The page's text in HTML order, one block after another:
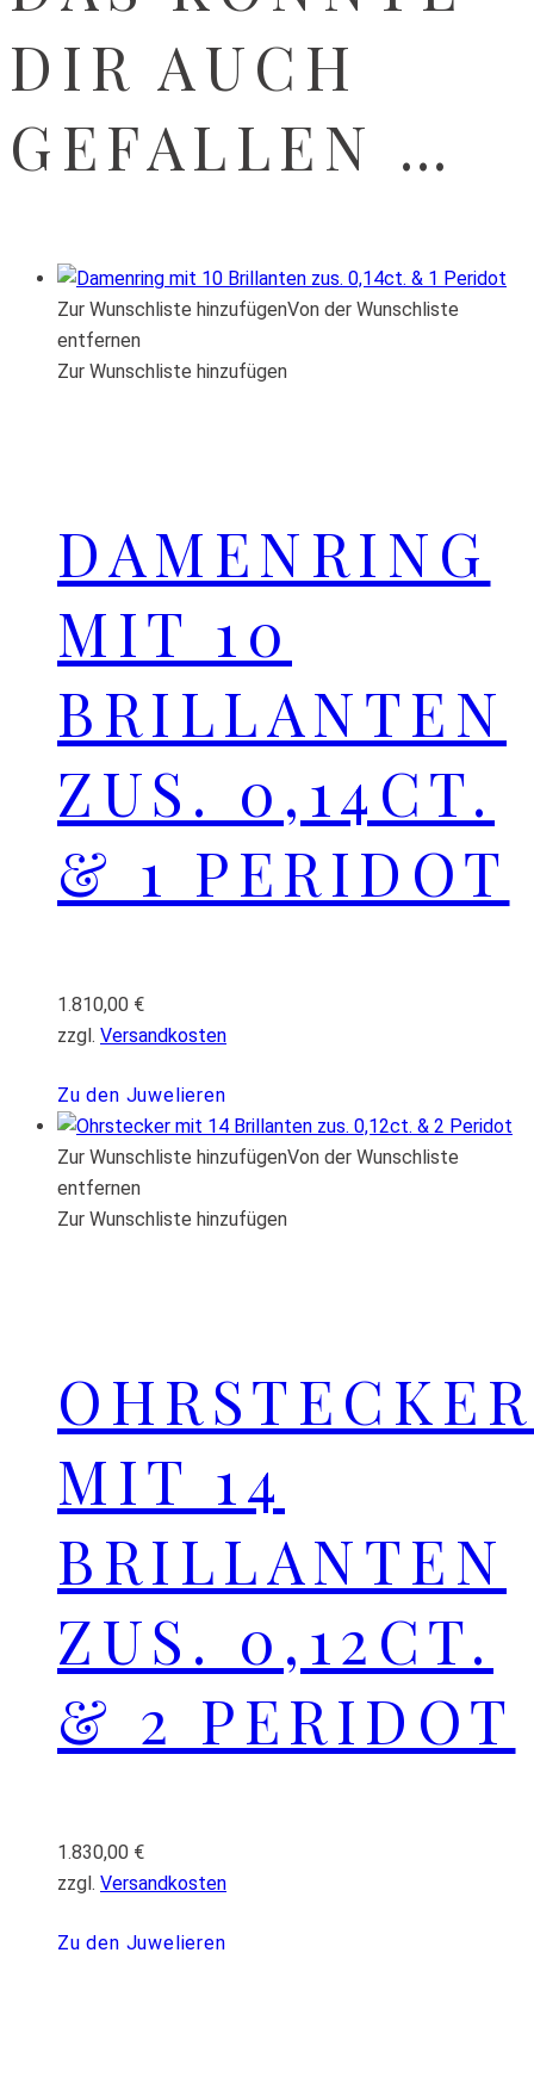
DIR AUCH
GEFALLEN …
Zur Wunschliste hinzufügenVon der Wunschliste
entfernen
Zur Wunschliste hinzufügen
DAMENRING
MIT 10
BRILLANTEN
ZUS. 0,14CT.
& 1 PERIDOT
1.810,00 €
zzgl. Versandkosten
Zu den Juwelieren
Zur Wunschliste hinzufügenVon der Wunschliste
entfernen
Zur Wunschliste hinzufügen
OHRSTECKER
MIT 14
BRILLANTEN
ZUS. 0,12CT.
& 2 PERIDOT
1.830,00 €
zzgl. Versandkosten
Zu den Juwelieren